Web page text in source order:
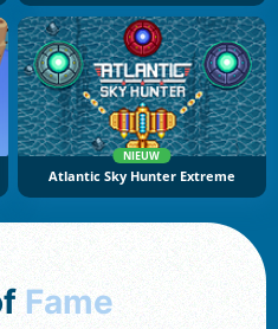
NIEUW
Atlantic Sky Hunter Extreme
Fame